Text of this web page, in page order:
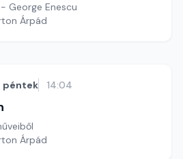
George Enescu
Árpád
péntek 14:04
Árpád